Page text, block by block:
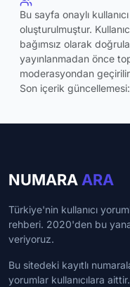
Bu sayfa onaylı
oluşturulmuştur.
bağımsız olarak
yayınlanmadan önce
moderasyondan
Son içerik güncellemesi:
NUMARA ARA
Türkiye'nin kullanıcı
rehberi. 2020'den bu
veriyoruz.
Bu sitedeki kayıtlı
yorumlar kullanıcılara aittir.